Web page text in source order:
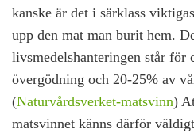
kanske är det i särklass
upp den mat man burit hem.
livsmedelshanteringen står för
övergödning och 20-25% av
(Naturvårdsverket-matsvinn)
matsvinnet känns därför